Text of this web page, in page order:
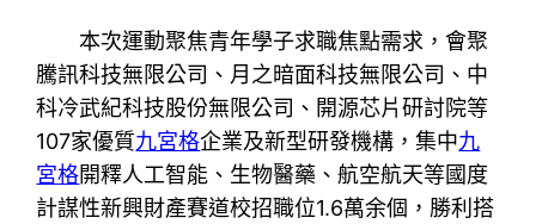
本次運動聚焦青年學子求職焦點需求，會聚
騰訊科技無限公司、月之暗面科技無限公司、中
科冷武紀科技股份無限公司、開源芯片研討院等
107家優質九宮格企業及新型研發機構，集中九
宮格開釋人工智能、生物醫藥、航空航天等國度
計謀性新興財產賽道校招職位1.6萬余個，勝利搭